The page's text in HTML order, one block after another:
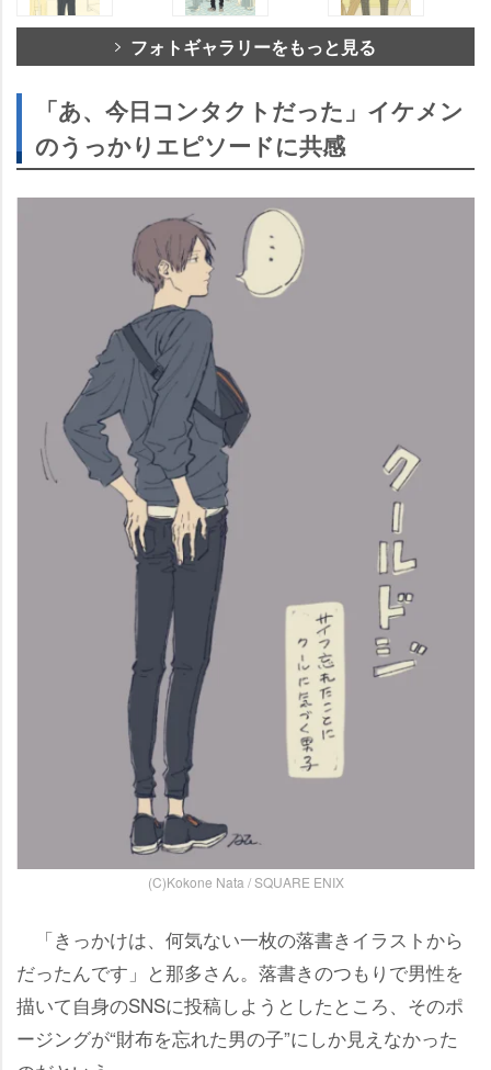
フォトギャラリーをもっと見る
「あ、今日コンタクトだった」イケメン
のうっかりエピソードに共感
(C)Kokone Nata / SQUARE ENIX
「きっかけは、何気ない一枚の落書きイラストから
だったんです」と那多さん。落書きのつもりで男性を
描いて自身のSNSに投稿しようとしたところ、そのポ
ージングが“財布を忘れた男の子”にしか見えなかった